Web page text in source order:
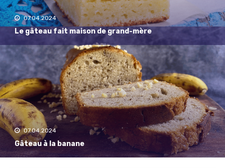
07.04.2024
Le gâteau fait maison de grand-mère
07.04.2024
Gâteau à la banane